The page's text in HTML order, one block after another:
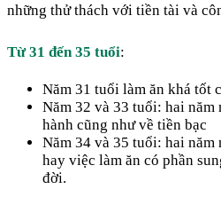
những thử thách với tiền tài và
Từ 31 đến 35 tuổi:
Năm 31 tuổi làm ăn khá tốt
Năm 32 và 33 tuổi: hai
hành cũng như về tiền bạc
Năm 34 và 35 tuổi: hai năm
hay việc làm ăn có phần
đời.